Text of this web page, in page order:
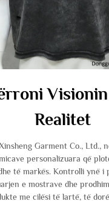
Realitet
Garment Co., Ltd.,
personalizuara që
të markës. Kontrolli ynë i
e mostrave dhe
me cilësi të lartë, të